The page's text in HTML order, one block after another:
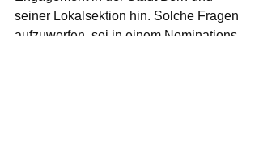
seiner Lokalsektion hin. Solche Fragen
aufzuwerfen, sei in einem Nominations­